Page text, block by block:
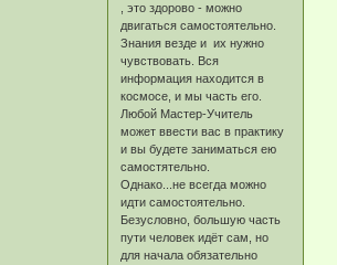
, это здорово - можно
двигаться самостоятельно.
Знания везде и их нужно
чувствовать. Вся
информация находится в
космосе, и мы часть его.
Любой Мастер-Учитель
может ввести вас в практику
и вы будете заниматься ею
самостятельно.
Однако...не всегда можно
идти самостоятельно.
Безусловно, большую часть
пути человек идёт сам, но
для начала обязательно